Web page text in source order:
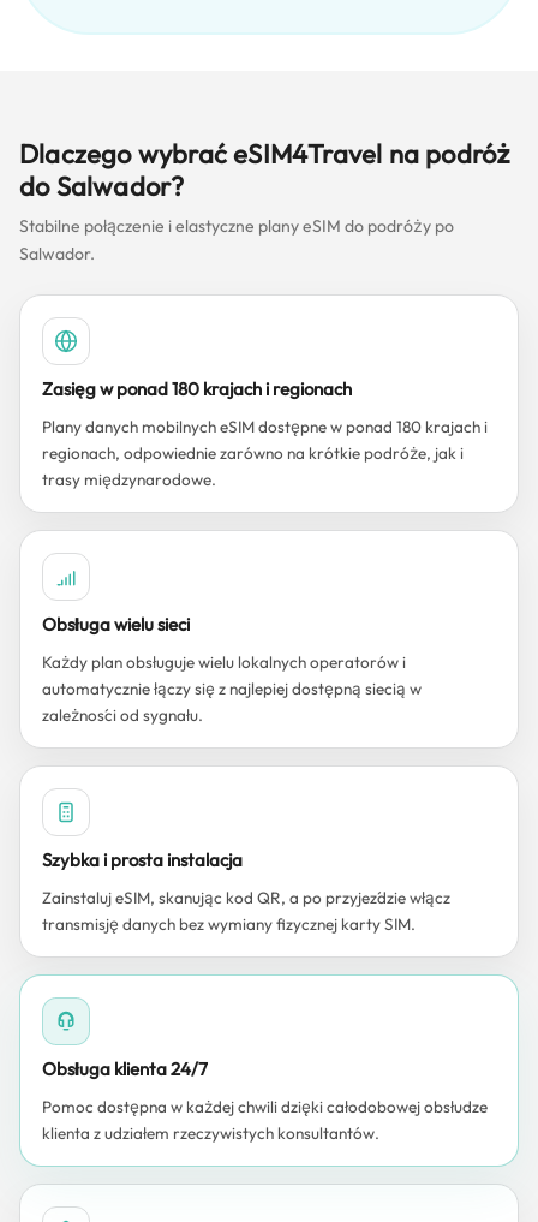
Dlaczego wybrać eSIM4Travel na podróż
do Salwador?
Stabilne połączenie i elastyczne plany eSIM do podróży po
Salwador.
Zasięg w ponad 180 krajach i regionach
Plany danych mobilnych eSIM dostępne w ponad 180 krajach i
regionach, odpowiednie zarówno na krótkie podróże, jak i
trasy międzynarodowe.
Obsługa wielu sieci
Każdy plan obsługuje wielu lokalnych operatorów i
automatycznie łączy się z najlepiej dostępną siecią w
zależności od sygnału.
Szybka i prosta instalacja
Zainstaluj eSIM, skanując kod QR, a po przyjeździe włącz
transmisję danych bez wymiany fizycznej karty SIM.
Obsługa klienta 24/7
Pomoc dostępna w każdej chwili dzięki całodobowej obsłudze
klienta z udziałem rzeczywistych konsultantów.